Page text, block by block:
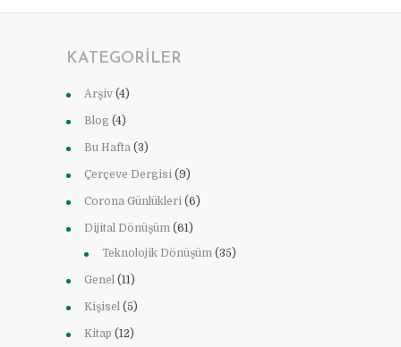
KATEGORILER
Arşiv (4)
Blog (4)
Bu Hafta (3)
Çerçeve Dergisi (9)
Corona Günlükleri (6)
Dijital Dönüşüm (61)
Teknolojik Dönüşüm (35)
Genel (11)
Kişisel (5)
Kitap (12)